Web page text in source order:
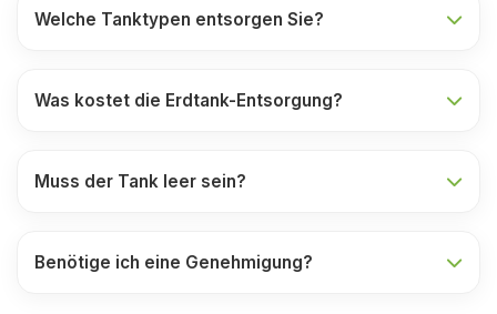
Welche Tanktypen entsorgen Sie?
Was kostet die Erdtank-Entsorgung?
Muss der Tank leer sein?
Benötige ich eine Genehmigung?